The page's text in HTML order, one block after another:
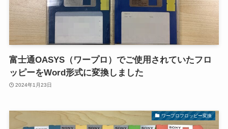
富士通OASYS（ワープロ）でご使用されていたフロ
ッピーをWord形式に変換しました
2024年1月23日
ワープロフロッピー変換